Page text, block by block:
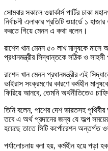
সোমবার সকালে ওয়ার্কার্স পার্টির ঢাকা
নির্বাচনী এলাকার প্রতিটি ওয়ার্ডে ১
করতে গিয়ে মেনন এ কথা বলেন।
রাশেদ খান মেনন ৫০ লাখ মানুষকে মাসে
প্রধানমন্ত্রীর সিদ্ধান্তকে সঠিক ও
রাশেদ খান মেনন প্রধানমন্ত্রীর এই
ভাইরাস সংক্রমণের কারণে কর্মহীন
ফিরিয়ে আনবে, তেমনি অর্থনীতিতেও
তিনি বলেন, পাশের দেশ ভারতসহ
তবে এ অর্থ প্রদানের জন্য যে অল্প
হয়েছে তাতে সিটি কর্পোরেশন অন্তর্গত
পর্যালোচনায় বলা হয়, কর্মহীন হয়ে পড়া